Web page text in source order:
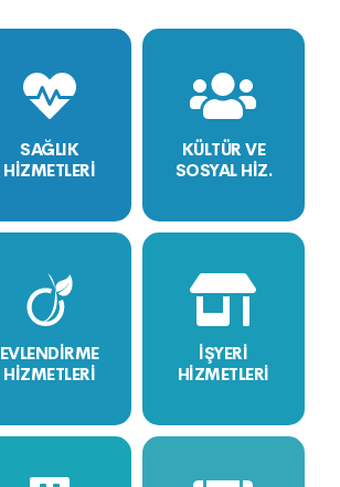
SAĞLIK
HİZMETLERİ
KÜLTÜR VE
SOSYAL HİZ.
EVLENDİRME
HİZMETLERİ
İŞYERİ
HİZMETLERİ